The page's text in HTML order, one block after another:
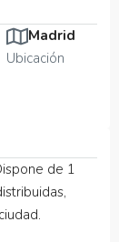
Madrid
Ubicación
de 1